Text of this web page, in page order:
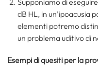
dB HL, in un’ipoacusia
elementi potremo
un problema uditivo di
Esempi di quesiti per la